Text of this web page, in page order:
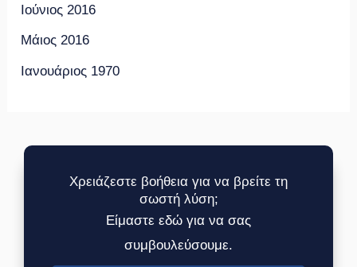
Ιούνιος 2016
Μάιος 2016
Ιανουάριος 1970
Χρειάζεστε βοήθεια για να βρείτε τη
σωστή λύση;
Είμαστε εδώ για να σας
συμβουλεύσουμε.